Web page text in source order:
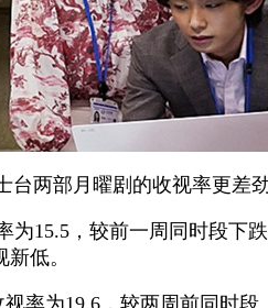
台两部月曜剧的收视率更差
15.5，较前一周同时段下
低。